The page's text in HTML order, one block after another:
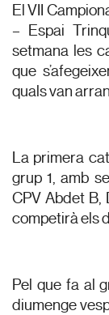
El VII
– Espai
setmana les
que
quals van
La primera
grup 1, amb
CPV Abdet B,
competirà els
Pel que fa al
diumenge